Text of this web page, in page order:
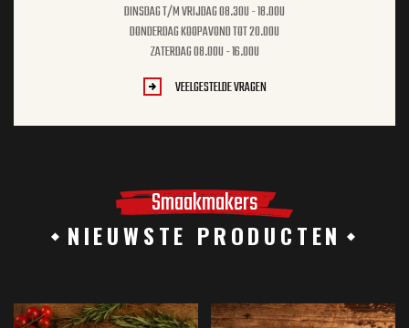
DINSDAG T/M VRIJDAG 08.30U - 18.00U
DONDERDAG KOOPAVOND TOT 20.00U
ZATERDAG 08.00U - 16.00U
VEELGESTELDE VRAGEN
Smaakmakers
NIEUWSTE PRODUCTEN